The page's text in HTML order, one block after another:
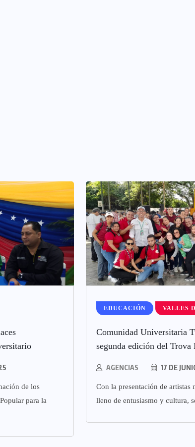
de los
para la
EDUCACIÓN VALLES
Comunidad Universitaria
segunda edición del Trova
AGENCIAS 17 DE
Con la presentación de artistas
lleno de entusiasmo y cultura,